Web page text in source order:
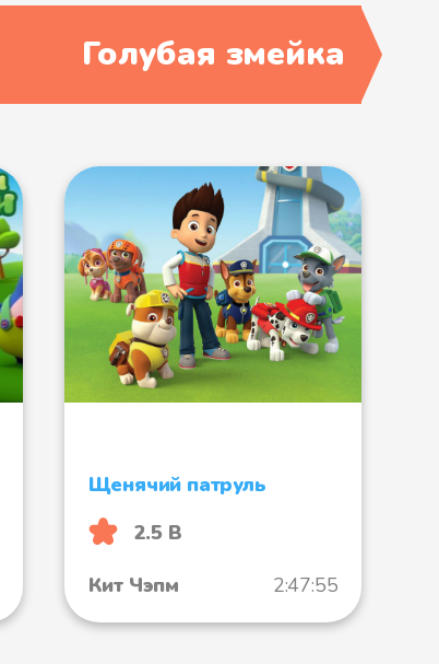
Голубая змейка
Щенячий патруль
2.5 B
Кит Чэпм
2:47:55